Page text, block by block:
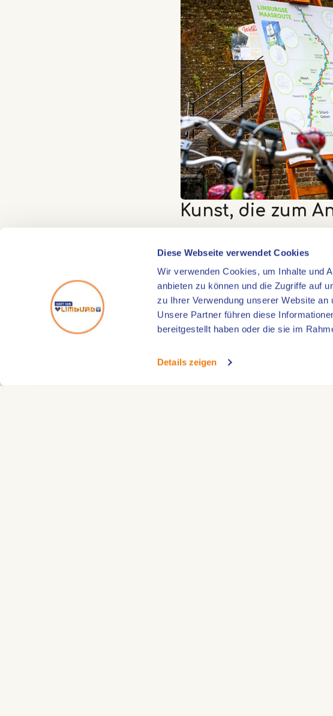
Diese Webseite verwendet Cookies
Wir verwenden Cookies, um Inhalte und
anbieten zu können und die Zugriffe auf
zu Ihrer Verwendung unserer Website
Unsere Partner führen diese
bereitgestellt haben oder die sie im
Details zeigen
Kunst, die zum
Maasradwegs sind. Sie
auch, um genutzt zu werden.
Sie Ihre Tour anschließend
laden sie zum Verweilen ein.
noch weiteren Kunstwerken.